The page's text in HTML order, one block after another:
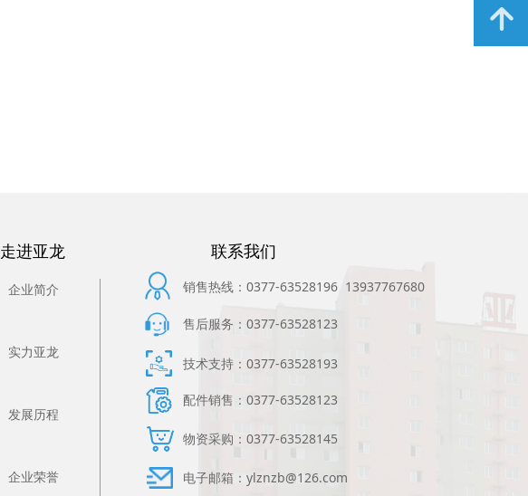
企业简介
实力亚龙
发展历程
企业荣誉
走进亚龙 联系我们
销售热线：0377-63528196 13937767680
售后服务：0377-63528123
技术支持：0377-63528193
配件销售：0377-63528123
电子邮箱：ylznzb@126.com
物资采购：0377-63528145
녕